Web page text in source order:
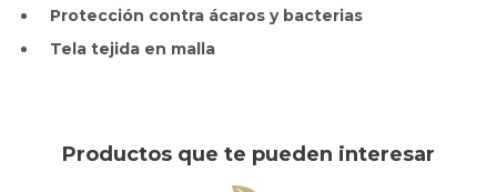
Protección contra ácaros y bacterias
Tela tejida en malla
Productos que te pueden interesar